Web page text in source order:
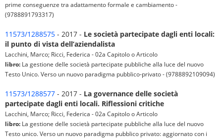
prime conseguenze tra adattamento formale e cambiamento -
(9788891793317)
11573/1288575 - 2017 - Le società partecipate dagli enti locali:
il punto di vista dell’aziendalista
Lacchini, Marco; Ricci, Federica - 02a Capitolo o Articolo
libro: La gestione delle società partecipate pubbliche alla luce del nuovo
Testo Unico. Verso un nuovo paradigma pubblico-privato - (9788892109094)
11573/1288577 - 2017 - La governance delle società
partecipate dagli enti locali. Riflessioni critiche
Lacchini, Marco; Ricci, Federica - 02a Capitolo o Articolo
libro: La gestione delle società partecipate pubbliche alla luce del nuovo
Testo unico. Verso un nuovo paradigma pubblico privato: aggiornato con i